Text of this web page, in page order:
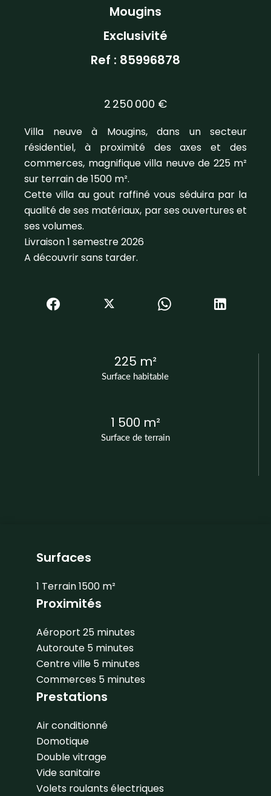
Surface habitable
225 m²
Surface de terrain
1 500 m²
Mougins
Exclusivité
Ref : 85996878
2 250 000 €
Villa neuve à Mougins, dans un secteur
résidentiel, à proximité des axes et des
commerces, magnifique villa neuve de 225 m²
sur terrain de 1500 m².
Cette villa au gout raffiné vous séduira par la
qualité de ses matériaux, par ses ouvertures et
ses volumes.
Livraison 1 semestre 2026
A découvrir sans tarder.
Surfaces
1 Terrain1500 m²
Proximités
Aéroport 25 minutes
Autoroute 5 minutes
Centre ville 5 minutes
Commerces 5 minutes
Prestations
Air conditionné
Domotique
Double vitrage
Vide sanitaire
Volets roulants électriques